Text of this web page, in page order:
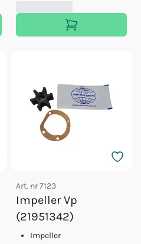
Art. nr7123
Impeller Vp
(21951342)
Impeller